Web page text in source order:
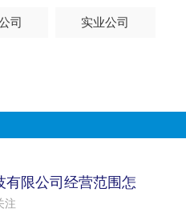
司 实业公司
有限公司经营范围怎
个模板）
注